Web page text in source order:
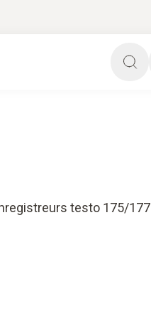
testo 175/177